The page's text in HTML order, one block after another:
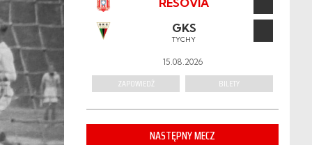
RESOVIA
GKS
TYCHY
15.08.2026
ZAPOWIEDŹ BILETY
NASTĘPNY MECZ